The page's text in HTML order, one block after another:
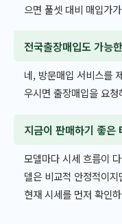
으면 풀셋 대비 매입가
전국출장매입도 가능
네, 방문매입 서비스를
우시면 출장매입을 요
지금이 판매하기 좋은
모델마다 시세 흐름이
델은 비교적 안정적이
현재 시세를 먼저 확인